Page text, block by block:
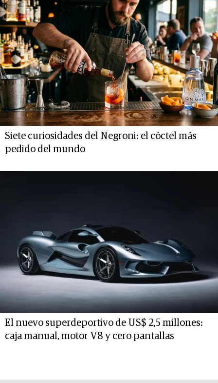
Siete curiosidades del Negroni: el cóctel más
pedido del mundo
El nuevo superdeportivo de US$ 2,5 millones:
caja manual, motor V8 y cero pantallas